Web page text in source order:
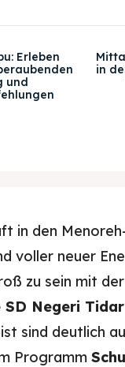
Erleben
und
in
in den
voller neuer
zu sein mit
SD Negeri
sind deutlich
Programm